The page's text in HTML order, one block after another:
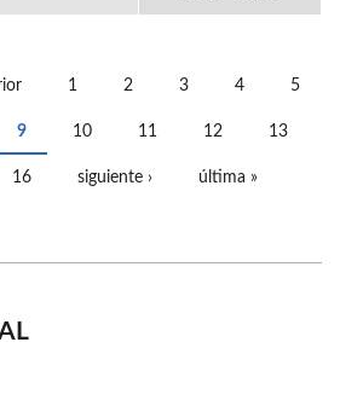
1 2 3 4 5
9 10 11 12 13
16 siguiente › última »